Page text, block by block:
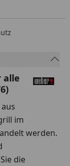
alle
aus
im
werden.
die